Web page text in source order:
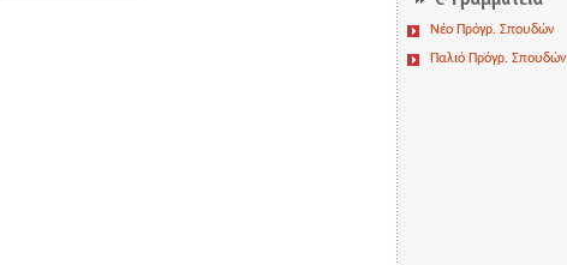
Νέο Πρόγρ. Σπουδών
Παλιό Πρόγρ. Σπουδών